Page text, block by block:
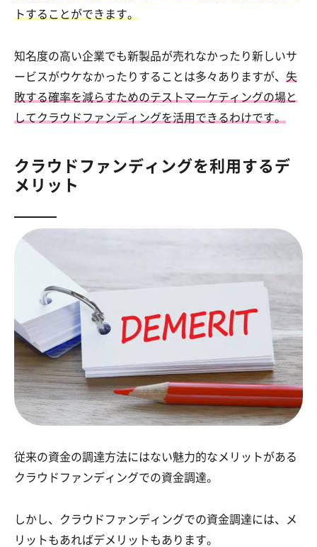
トすることができます。
知名度の高い企業でも新製品が売れなかったり新しいサ
ービスがウケなかったりすることは多々ありますが、 失
敗する確率を減らすためのテストマーケティングの場と
してクラウドファンディングを活用できるわけです。
クラウドファンディングを利用するデ
メリット
従来の資金の調達方法にはない魅力的なメリットがある
クラウドファンディングでの資金調達。
しかし、クラウドファンディングでの資金調達には、メ
リットもあればデメリットもあります。